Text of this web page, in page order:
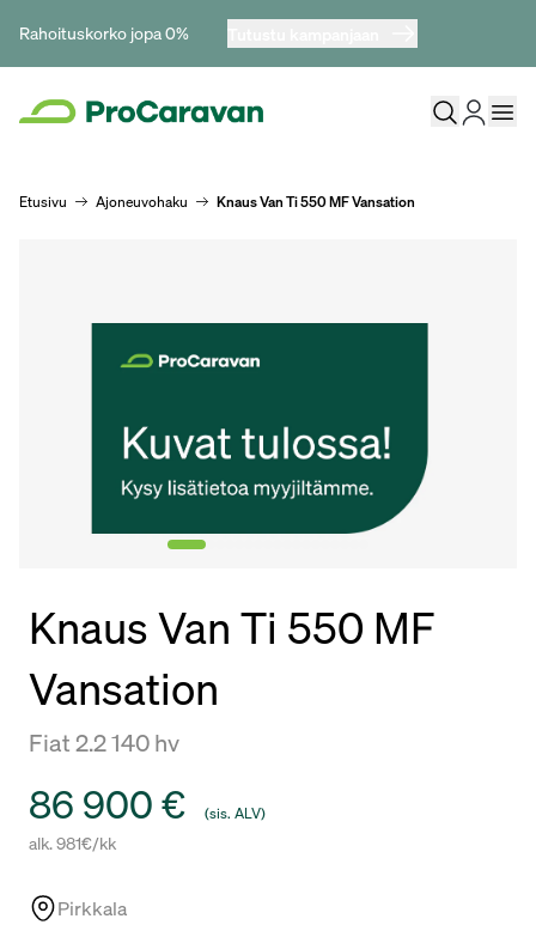
Rahoituskorko jopa 0%
Etusivu Ajoneuvohaku Knaus Van Ti 550 MF Vansation
Knaus Van Ti 550 MF
Vansation
Fiat 2.2 140 hv
Hinta
86 900 € (sis. ALV)
alk. 981€/kk
Pirkkala